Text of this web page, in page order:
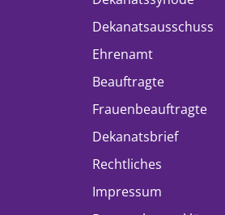
Dekanatsausschuss
Ehrenamt
Beauftragte
Frauenbeauftragte
Dekanatsbrief
Rechtliches
Impressum